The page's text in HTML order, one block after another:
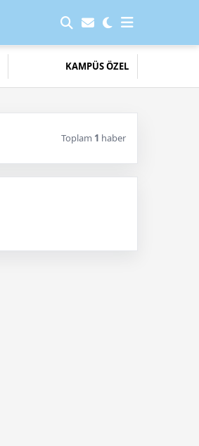
KAMPÜS ÖZEL
Toplam 1 haber